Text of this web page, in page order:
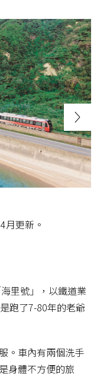
月更新。
里號」，以鐵道業
跑了7-80年的老爺
。車內有兩個洗手
身體不方便的旅